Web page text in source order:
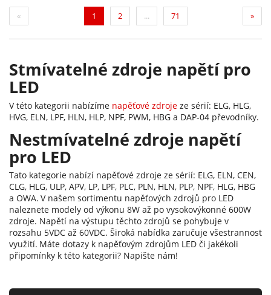
« 1 (current)
2 ... 71 »
Stmívatelné zdroje napětí pro
LED
V této kategorii nabízíme napěťové zdroje ze sérií: ELG, HLG,
HVG, ELN, LPF, HLN, HLP, NPF, PWM, HBG a DAP-04 převodníky.
Nestmívatelné zdroje napětí
pro LED
Tato kategorie nabízí napěťové zdroje ze sérií: ELG, ELN, CEN,
CLG, HLG, ULP, APV, LP, LPF, PLC, PLN, HLN, PLP, NPF, HLG, HBG
a OWA. V našem sortimentu napěťových zdrojů pro LED
naleznete modely od výkonu 8W až po vysokovýkonné 600W
zdroje. Napětí na výstupu těchto zdrojů se pohybuje v
rozsahu 5VDC až 60VDC. Široká nabídka zaručuje všestrannost
využití. Máte dotazy k napěťovým zdrojům LED či jakékoli
připomínky k této kategorii? Napište nám!